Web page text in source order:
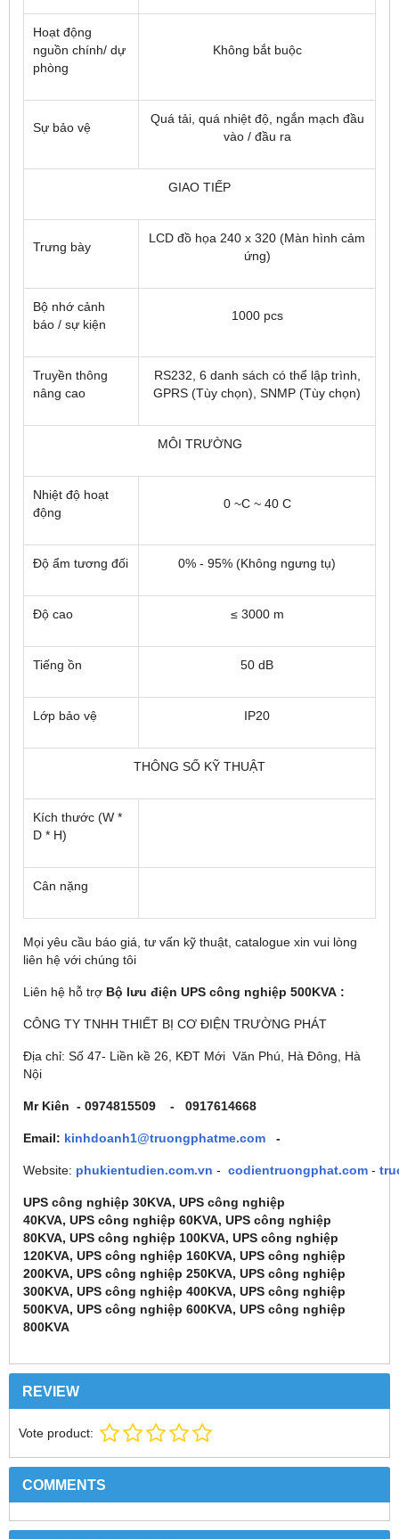
Hoạt động
nguồn chính/ dự
phòng
Không bắt buộc
Sự bảo vệ
Quá tải, quá nhiệt độ, ngắn mạch đầu
vào / đầu ra
GIAO TIẾP
Trưng bày
LCD đồ họa 240 x 320 (Màn hình cảm
ứng)
Bộ nhớ cảnh
báo / sự kiện
1000 pcs
Truyền thông
nâng cao
RS232, 6 danh sách có thể lập trình,
GPRS (Tùy chọn), SNMP (Tùy chọn)
MÔI TRƯỜNG
Nhiệt độ hoạt
động
0 ~C ~ 40 C
Độ ẩm tương đối 0% - 95% (Không ngưng tụ)
Độ cao ≤ 3000 m
Tiếng ồn 50 dB
Lớp bảo vệ IP20
THÔNG SỐ KỸ THUẬT
Kích thước (W *
D * H)
Cân nặng
Mọi yêu cầu báo giá, tư vấn kỹ thuật, catalogue xin vui lòng
liên hệ với chúng tôi
Liên hệ hỗ trợ Bộ lưu điện UPS công nghiệp 500KVA :
CÔNG TY TNHH THIẾT BỊ CƠ ĐIỆN TRƯỜNG PHÁT
Địa chỉ: Số 47- Liền kề 26, KĐT Mới Văn Phú, Hà Đông, Hà
Nội
Mr Kiên - 0974815509 - 0917614668
Email: kinhdoanh1@truongphatme.com -
Website: phukientudien.com.vn - codientruongphat.com -
UPS công nghiệp 30KVA, UPS công nghiệp
40KVA, UPS công nghiệp 60KVA, UPS công nghiệp
80KVA, UPS công nghiệp 100KVA, UPS công nghiệp
120KVA, UPS công nghiệp 160KVA, UPS công nghiệp
200KVA, UPS công nghiệp 250KVA, UPS công nghiệp
300KVA, UPS công nghiệp 400KVA, UPS công nghiệp
500KVA, UPS công nghiệp 600KVA, UPS công nghiệp
800KVA
REVIEW
Vote product:
COMMENTS